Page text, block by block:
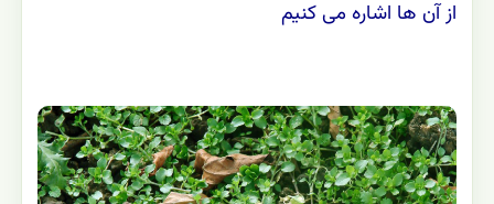
از آن ها اشاره می کنیم